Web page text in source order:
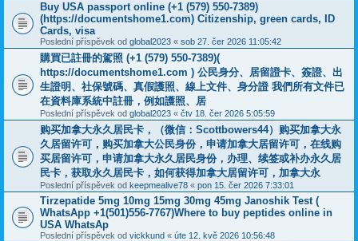
Buy USA passport online (+1 (579) 550-7389)
(https://documentshome1.com) Citizenship, green cards, ID
Cards, visa
Poslední příspěvek od global2023 « sob 27. čer 2026 11:05:42
購買已註冊的駕照 (+1 (579) 550-7389)(
https://documentshome1.com ) 公民身分、居留證卡、簽證、出
生證明、社保號碼、真假護照、線上文件、身分證 我們所有文件已
在資料庫系統中註冊，例如護照、居
Poslední příspěvek od global2023 « čtv 18. čer 2026 5:05:59
购买加拿大永久居民卡，（微信：Scottbowers44）购买加拿大永
久居留许可，购买加拿大公民身份，申请加拿大居留许可，在线购
买居留许可，申请加拿大永久居民身份，办理、续签或补办永久居
民卡，获取永久居民卡，如何获得加拿大居留许可，加拿大永
Poslední příspěvek od keepmealive78 « pon 15. čer 2026 7:33:01
Tirzepatide 5mg 10mg 15mg 30mg 45mg Janoshik Test (
WhatsApp +1(501)556-7767)Where to buy peptides online in
USA WhatsAp
Poslední příspěvek od vickkund « úte 12. kvě 2026 10:56:48